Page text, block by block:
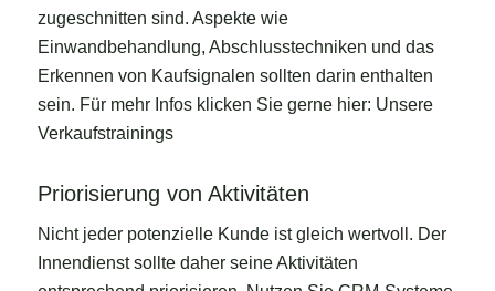
zugeschnitten sind. Aspekte wie
Einwandbehandlung, Abschlusstechniken und das
Erkennen von Kaufsignalen sollten darin enthalten
sein. Für mehr Infos klicken Sie gerne hier: Unsere
Verkaufstrainings
Priorisierung von Aktivitäten
Nicht jeder potenzielle Kunde ist gleich wertvoll. Der
Innendienst sollte daher seine Aktivitäten